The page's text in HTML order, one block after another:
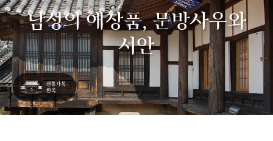
남성의 애장품, 문방사우와
서안